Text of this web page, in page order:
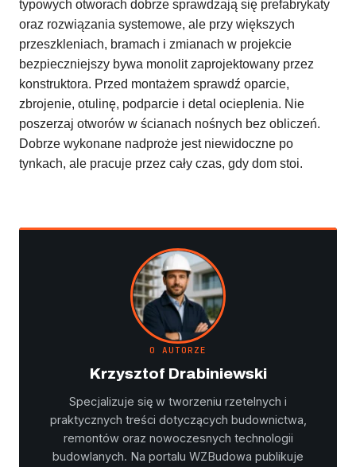
typowych otworach dobrze sprawdzają się prefabrykaty
oraz rozwiązania systemowe, ale przy większych
przeszkleniach, bramach i zmianach w projekcie
bezpieczniejszy bywa monolit zaprojektowany przez
konstruktora. Przed montażem sprawdź oparcie,
zbrojenie, otulinę, podparcie i detal ocieplenia. Nie
poszerzaj otworów w ścianach nośnych bez obliczeń.
Dobrze wykonane nadproże jest niewidoczne po
tynkach, ale pracuje przez cały czas, gdy dom stoi.
O AUTORZE
Krzysztof Drabiniewski
Specjalizuje się w tworzeniu rzetelnych i
praktycznych treści dotyczących budownictwa,
remontów oraz nowoczesnych technologii
budowlanych. Na portalu WZBudowa publikuje